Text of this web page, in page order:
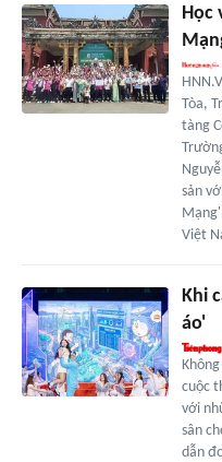
Học
Tòa,
tàng
sản
Việt
Khi
áo'
cuộc
với
sân
dẫn